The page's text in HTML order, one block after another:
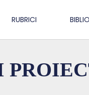
RUBRICI